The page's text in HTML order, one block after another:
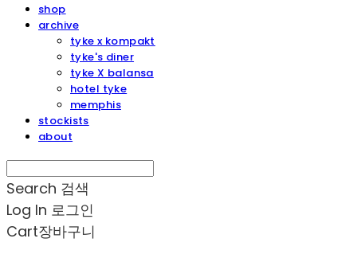
shop
archive
tyke x kompakt
tyke's diner
tyke X balansa
hotel tyke
memphis
stockists
about
Search 검색
Log In 로그인
Cart장바구니